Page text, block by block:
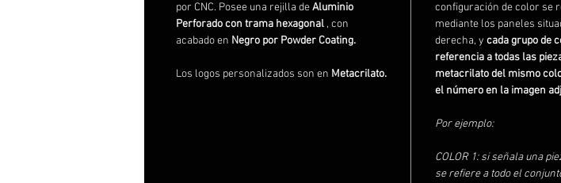
por CNC. Posee una rejilla deAluminio
Perforado con trama hexagonal , con
acabado en Negro por Powder Coating.
Los logos personalizados son en Metacrilato.
configuración de color se
mediante los paneles
derecha, y cada grupo de
referencia a todas las
metacrilato del mismo
el número en la imagen
Por ejemplo:
COLOR 1: si señala una
se refiere a todo el